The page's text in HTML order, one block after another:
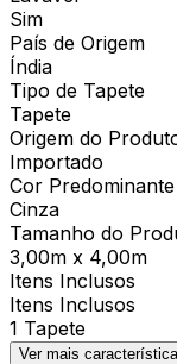
Sim
País de Origem
Índia
Tipo de Tapete
Tapete
Origem do
Importado
Cor Predominante
Cinza
Tamanho do
3,00m x 4,00m
Itens Inclusos
Itens Inclusos
1 Tapete
Ver mais